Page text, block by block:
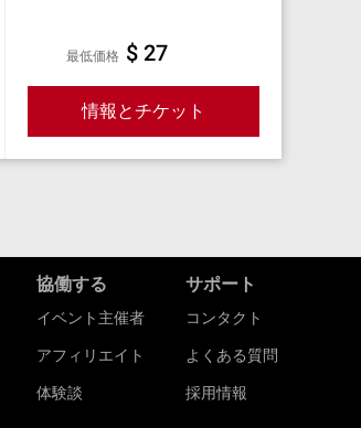
最低価格 $ 27
情報とチケット
協働する
イベント主催者
アフィリエイト
体験談
サポート
コンタクト
よくある質問
採用情報